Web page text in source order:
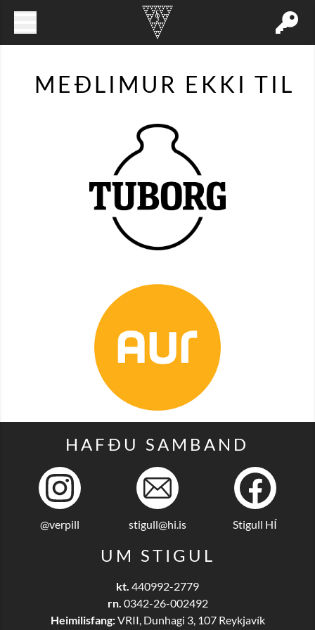
MEÐLIMUR EKKI TIL
HAFÐU SAMBAND
@verpill stigull@hi.is Stigull HÍ
UM STIGUL
kt. 440992-2779
rn. 0342-26-002492
Heimilisfang:VRII, Dunhagi 3, 107 Reykjavík